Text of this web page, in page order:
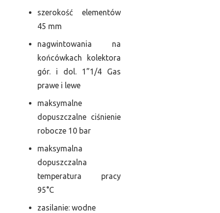
szerokość elementów
45 mm
nagwintowania na
końcówkach kolektora
gór. i dol. 1”1/4 Gas
prawe i lewe
maksymalne
dopuszczalne ciśnienie
robocze 10 bar
maksymalna
dopuszczalna
temperatura pracy
95°C
zasilanie: wodne